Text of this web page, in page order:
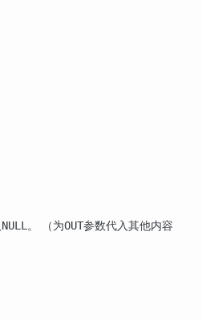
NULL 。 （为OUT参数代入其他内容